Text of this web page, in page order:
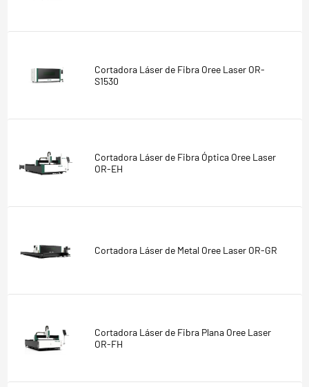
Cortadora Láser de Fibra Oree Laser OR-
S1530
Cortadora Láser de Fibra Óptica Oree Laser
OR-EH
Cortadora Láser de Metal Oree Laser OR-GR
Cortadora Láser de Fibra Plana Oree Laser
OR-FH